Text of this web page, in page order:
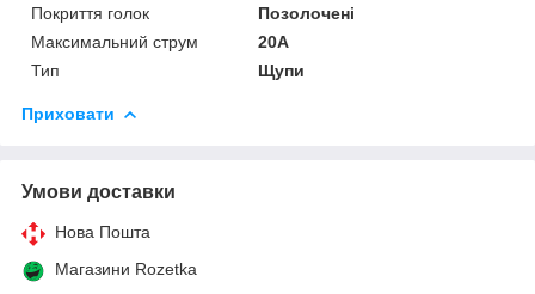
Покриття голок
Позолочені
Максимальний струм
20A
Тип
Щупи
Приховати
Умови доставки
Нова Пошта
Магазини Rozetka